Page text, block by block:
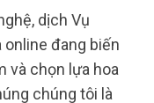
dịch Vụ
đang biến
và chọn lựa hoa
chúng tôi là